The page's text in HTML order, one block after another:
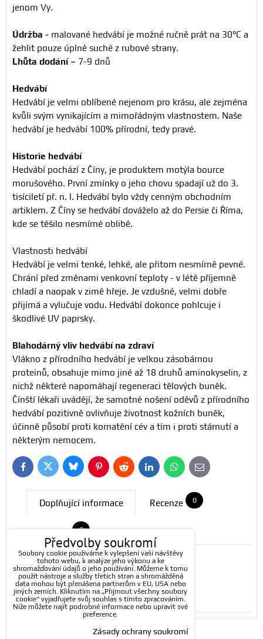
jenom Vy.
Údržba - malované hedvábí je možné ručně prát na 30°C a
žehlit pouze úplně suché z rubové strany.
Lhůta dodání – 7-9 dnů
Hedvábí
Hedvábí je velmi oblíbené nejenom pro krásu, ale zejména
kvůli svým vynikajícím a mimořádným vlastnostem. Naše
hedvábí je hedvábí 100% přírodní, tedy pravé.
Historie hedvábí
Hedvábí pochází z Číny, je produktem motýla bource
morušového. První zmínky o jeho chovu spadají už do 3.
tisíciletí př. n. l. Hedvábí bylo vždy cenným obchodním
artiklem. Z Číny se hedvábí dováželo až do Persie či Říma,
kde se těšilo nesmírné oblibě.
Vlastnosti hedvábí
Hedvábí je velmi tenké, lehké, ale přitom nesmírně pevné.
Chrání před změnami venkovní teploty - v létě příjemně
chladí a naopak v zimě hřeje. Je vzdušné, velmi dobře
přijímá a vylučuje vodu. Hedvábí dokonce pohlcuje i
škodlivé UV paprsky.
Blahodárný vliv hedvábí na zdraví
Vlákno z přírodního hedvábí je velkou zásobárnou
proteinů, obsahuje mimo jiné až 18 druhů aminokyselin, z
nichž některé napomáhají regeneraci tělových buněk.
Čínští lékaři uvádějí, že samotné nošení oděvů z přírodního
hedvábí pozitivně ovlivňuje životnost kožních buněk,
účinně působí proti kornatění cév a tím i proti stárnutí a
některým nemocem.
FacebookTwitterBlueskyPinterestReddit LinkedInWhatsApp
E-
mail
Doplňující informace Recenze 0
Diskuse 0
Materiál:
100% hedvábí
Předvolby soukromí
Soubory cookie používáme k vylepšení vaší návštěvy
tohoto webu, k analýze jeho výkonu a ke
shromažďování údajů o jeho používání. Můžeme k tomu
použít nástroje a služby třetích stran a shromážděná
data mohou být přenášena partnerům v EU, USA nebo
jiných zemích. Kliknutím na „Přijmout všechny soubory
cookie“ vyjadřujete svůj souhlas s tímto zpracováním.
Níže můžete najít podrobné informace nebo upravit své
preference.
Zásady ochrany soukromí